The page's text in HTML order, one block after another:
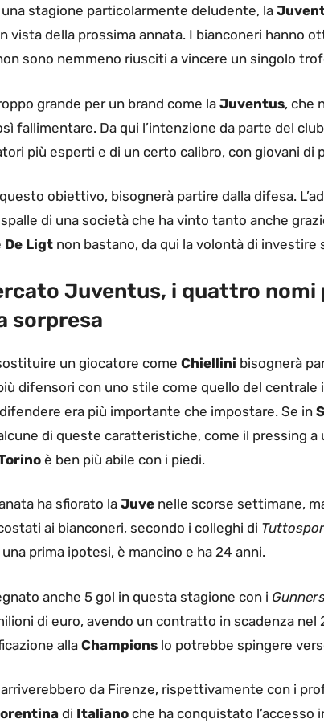
una stagione particolarmente deludente, la
vista della prossima annata. I bianconeri hanno
sono nemmeno riusciti a vincere un singolo
grande per un brand come la Juventus, che
fallimentare. Da qui l’intenzione da parte del
più esperti e di un certo calibro, con giovani di
obiettivo, bisognerà partire dalla difesa.
di una società che ha vinto tanto anche
De Ligt non bastano, da qui la volontà di
Juventus, i quattro nomi
sorpresa
un giocatore come Chiellini bisognerà
difensori con uno stile come quello del centrale
era più importante che impostare. Se in
di queste caratteristiche, come il pressing
è ben più abile con i piedi.
ha sfiorato la Juve nelle scorse settimane,
ai bianconeri, secondo i colleghi di
una prima ipotesi, è mancino e ha 24 anni.
anche 5 gol in questa stagione con i
di euro, avendo un contratto in scadenza
allaChampions lo potrebbe spingere
da Firenze, rispettivamente con i
di Italiano che ha conquistato l’accesso